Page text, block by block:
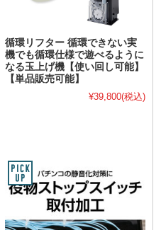
循環リフター 循環できない実
機でも循環仕様で遊べるように
なる玉上げ機【使い回し可能】
【単品販売可能】
¥39,800(税込)